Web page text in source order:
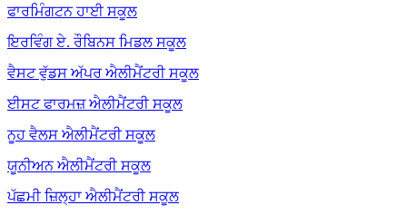
ਫਾਰਮਿੰਗਟਨ ਹਾਈ ਸਕੂਲ
ਇਰਵਿੰਗ ਏ. ਰੌਬਿਨਸ ਮਿਡਲ ਸਕੂਲ
ਵੈਸਟ ਵੁੱਡਸ ਅੱਪਰ ਐਲੀਮੈਂਟਰੀ ਸਕੂਲ
ਈਸਟ ਫਾਰਮਜ਼ ਐਲੀਮੈਂਟਰੀ ਸਕੂਲ
ਨੂਹ ਵੈਲਸ ਐਲੀਮੈਂਟਰੀ ਸਕੂਲ
ਯੂਨੀਅਨ ਐਲੀਮੈਂਟਰੀ ਸਕੂਲ
ਪੱਛਮੀ ਜ਼ਿਲ੍ਹਾ ਐਲੀਮੈਂਟਰੀ ਸਕੂਲ